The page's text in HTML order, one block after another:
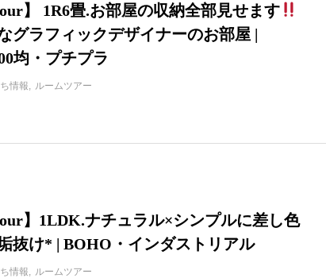
】 1R6畳.お部屋の収納全部見せます
グラフィックデザイナーのお部屋 |
均・プチプラ
情報 ルームツアー
】1LDK.ナチュラル×シンプルに差し色
抜け* | BOHO・インダストリアル
情報 ルームツアー